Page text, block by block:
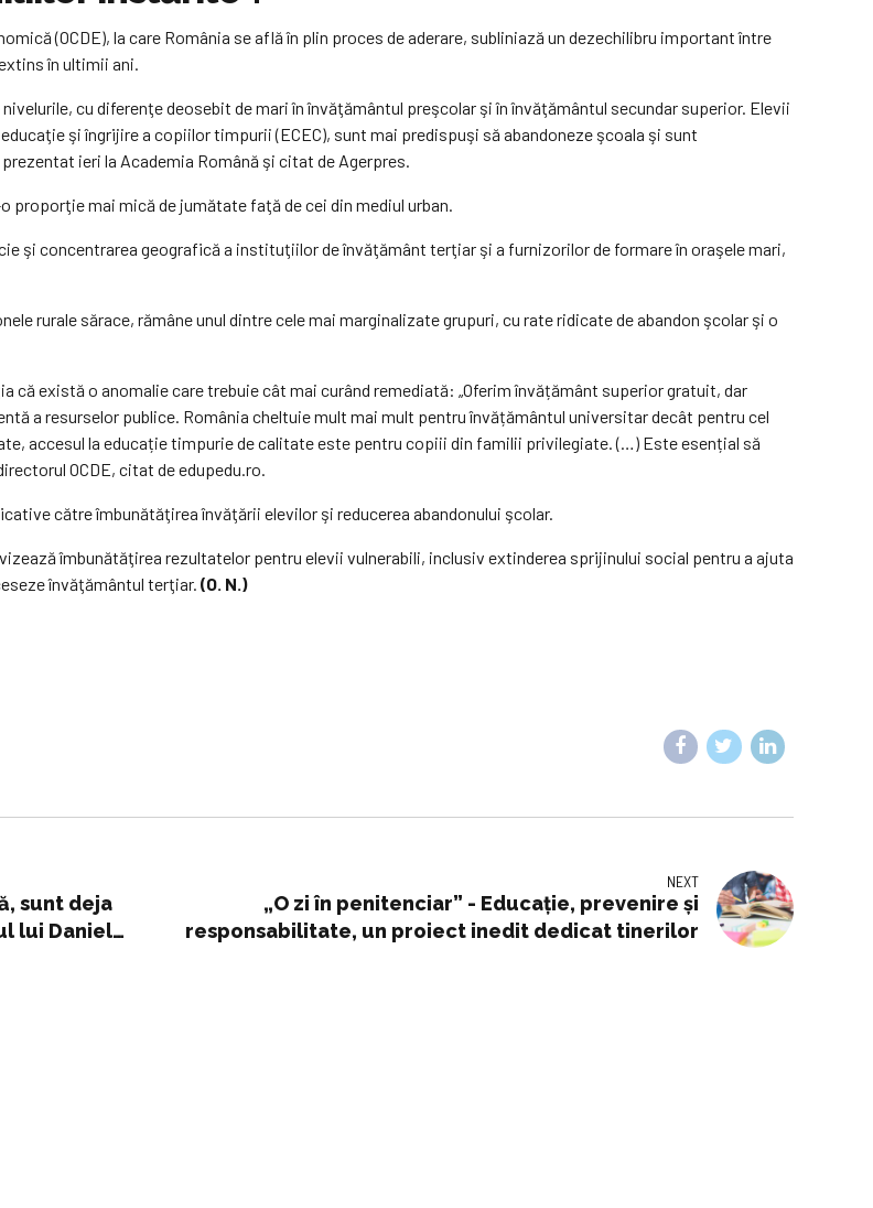
(OCDE), la care România se află în plin proces de aderare, subliniază un dezechilibru important între
în ultimii ani.
cu diferenţe deosebit de mari în învăţământul preşcolar şi în învăţământul secundar superior. Elevii
şi îngrijire a copiilor timpurii (ECEC), sunt mai predispuşi să abandoneze şcoala şi sunt
ieri la Academia Română şi citat de Agerpres.
proporţie mai mică de jumătate faţă de cei din mediul urban.
şi concentrarea geografică a instituţiilor de învăţământ terţiar şi a furnizorilor de formare în oraşele mari,
rurale sărace, rămâne unul dintre cele mai marginalizate grupuri, cu rate ridicate de abandon şcolar şi o
că există o anomalie care trebuie cât mai curând remediată: „Oferim învățământ superior gratuit, dar
a resurselor publice. România cheltuie mult mai mult pentru învăță­mântul universitar decât pentru cel
accesul la educație timpurie de calitate este pentru copiii din familii privilegiate. (…) Este esențial să
OCDE, citat de edupedu.ro.
către îmbunătăţirea învăţării elevilor şi reducerea abandonului şcolar.
îmbunătăţirea rezultatelor pentru elevii vulnerabili, inclusiv extinderea sprijinului social pentru a ajuta
învăţământul terţiar. (O. N.)
sunt deja
lui Daniel
NEXT
„O zi în penitenciar” - Educație, prevenire și
responsabilitate, un proiect inedit dedicat tinerilor